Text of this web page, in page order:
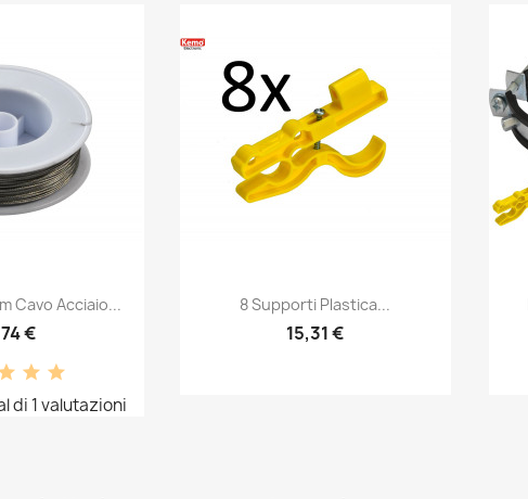
Cavo Acciaio...
€
di 1 valutazioni
Anteprima
8 Supporti Plastica...
15,31 €